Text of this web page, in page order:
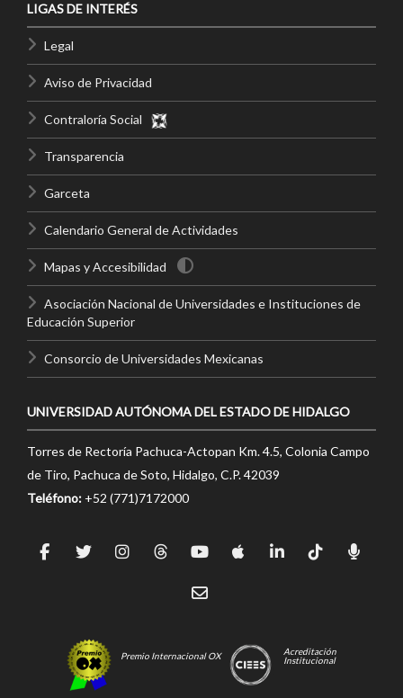
LIGAS DE INTERÉS
Legal
Aviso de Privacidad
Contraloría Social
Transparencia
Garceta
Calendario General de Actividades
Mapas y Accesibilidad
Asociación Nacional de Universidades e Instituciones de
Educación Superior
Consorcio de Universidades Mexicanas
UNIVERSIDAD AUTÓNOMA DEL ESTADO DE HIDALGO
Torres de Rectoría Pachuca-Actopan Km. 4.5, Colonia Campo
de Tiro, Pachuca de Soto, Hidalgo, C.P. 42039
Teléfono: +52 (771)7172000
Premio Internacional OX
Acreditación
Institucional